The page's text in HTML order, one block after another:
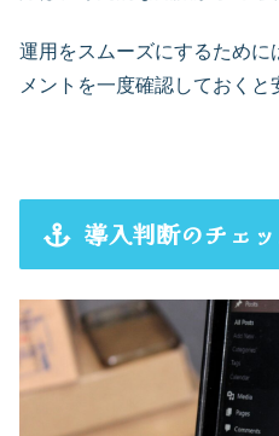
運用をスムーズにするために
メントを一度確認しておくと
導入判断のチェ